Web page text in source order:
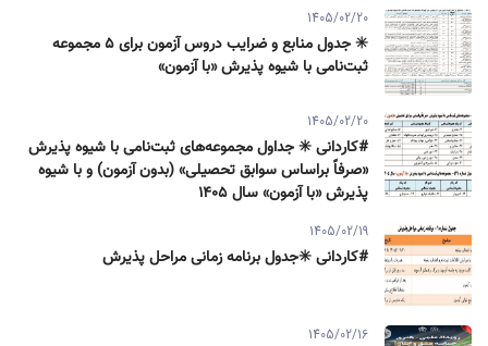
1405/02/20
✳️ جدول منابع و ضرایب دروس آزمون برای ۵ مجموعه
ثبت‌نامی با شیوه پذیرش «با آزمون»
1405/02/20
#کاردانی ✳️ جداول مجموعه‌های ثبت‌نامی با شیوه پذیرش
«صرفاً براساس سوابق تحصیلی» (بدون آزمون) و با شیوه
پذیرش «با آزمون» سال ۱۴۰۵
1405/02/19
#کاردانی ✳️جدول برنامه زمانی مراحل پذیرش
1405/02/16